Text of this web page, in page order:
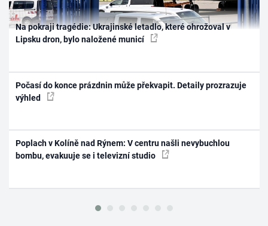
Na pokraji tragédie: Ukrajinské letadlo, které ohrožoval v
Lipsku dron, bylo naložené municí
Počasí do konce prázdnin může překvapit. Detaily prozrazuje
výhled
Poplach v Kolíně nad Rýnem: V centru našli nevybuchlou
bombu, evakuuje se i televizní studio